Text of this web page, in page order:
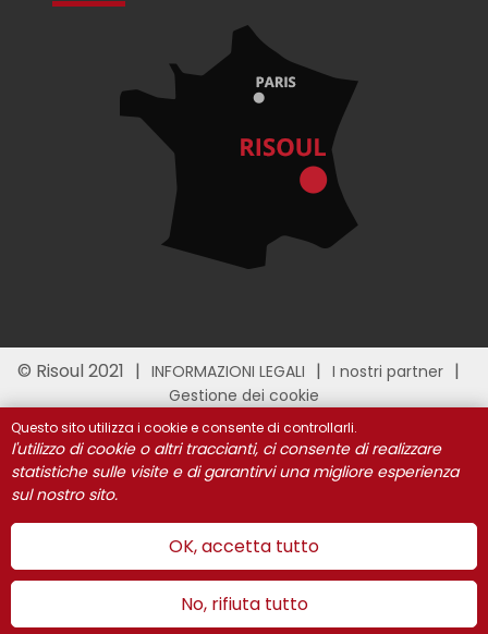
© Risoul 2021 INFORMAZIONI LEGALI
I nostri partner
Gestione dei cookie
Questo sito utilizza i cookie e consente di controllarli.
l'utilizzo di cookie o altri traccianti, ci consente di realizzare
statistiche sulle visite e di garantirvi una migliore esperienza
sul nostro sito.
OK, accetta tutto
No, rifiuta tutto